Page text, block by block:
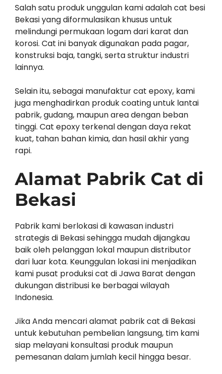
Salah satu produk unggulan kami adalah cat besi
Bekasi yang diformulasikan khusus untuk
melindungi permukaan logam dari karat dan
korosi. Cat ini banyak digunakan pada pagar,
konstruksi baja, tangki, serta struktur industri
lainnya.
Selain itu, sebagai manufaktur cat epoxy, kami
juga menghadirkan produk coating untuk lantai
pabrik, gudang, maupun area dengan beban
tinggi. Cat epoxy terkenal dengan daya rekat
kuat, tahan bahan kimia, dan hasil akhir yang
rapi.
Alamat Pabrik Cat di
Bekasi
Pabrik kami berlokasi di kawasan industri
strategis di Bekasi sehingga mudah dijangkau
baik oleh pelanggan lokal maupun distributor
dari luar kota. Keunggulan lokasi ini menjadikan
kami pusat produksi cat di Jawa Barat dengan
dukungan distribusi ke berbagai wilayah
Indonesia.
Jika Anda mencari alamat pabrik cat di Bekasi
untuk kebutuhan pembelian langsung, tim kami
siap melayani konsultasi produk maupun
pemesanan dalam jumlah kecil hingga besar.